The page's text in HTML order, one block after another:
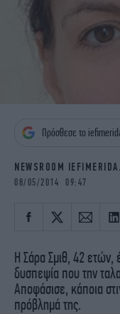
ΠΟΛΗ
ΕΚΛΟΓΕΣ
ΤΕΧΝΟΛΟΓΙΑ
iOPINIONS
OSCARS
Πρόσθεσε το
NEWSROOM
08/05/2014 09:47
Η Σάρα Σμιθ, 42 ετών,
δυσπεψία που την
Αποφάσισε, κάποια
πρόβλημά της.